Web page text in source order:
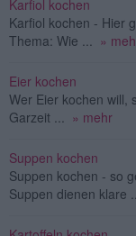
Karfiol kochen
Karfiol kochen - Hier
Thema: Wie ... »
Eier kochen
Wer Eier kochen will,
Garzeit ... » mehr
Suppen kochen
Suppen kochen - so
Suppen dienen klare